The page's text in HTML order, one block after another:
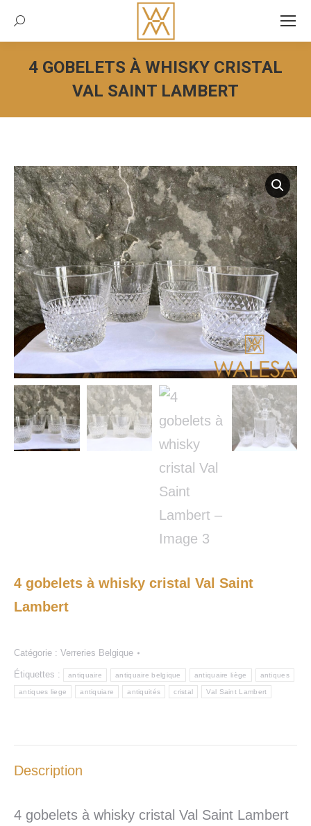
Recherche:
4 GOBELETS À WHISKY CRISTAL
VAL SAINT LAMBERT
Vous êtes ici :
4 gobelets à whisky cristal Val Saint
Lambert
Catégorie : Verreries Belgique
Étiquettes : antiquaire antiquaire belgique antiquaire liège antiques
antiques liege antiquiare antiquités cristal Val Saint Lambert
Description
4 gobelets à whisky cristal Val Saint Lambert